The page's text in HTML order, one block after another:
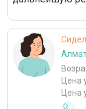
Цена
Цена